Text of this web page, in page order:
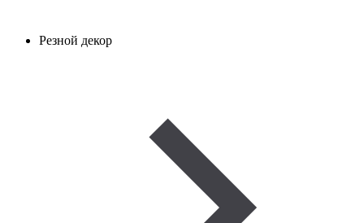
Резной декор